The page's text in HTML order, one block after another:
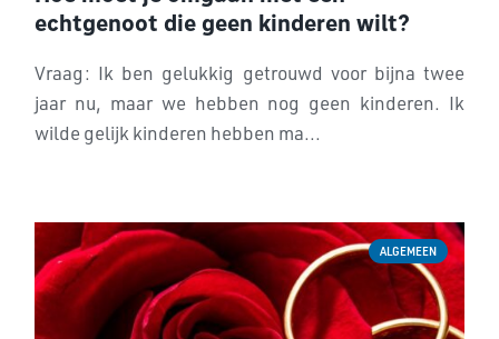
echtgenoot die geen kinderen wilt?
Vraag: Ik ben gelukkig getrouwd voor bijna twee
jaar nu, maar we hebben nog geen kinderen. Ik
wilde gelijk kinderen hebben ma...
ALGEMEEN